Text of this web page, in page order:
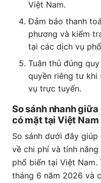
Việt Nam.
Đảm bảo thanh
phương và kiểm
tại các dịch vụ
Tuân thủ đúng
quyền riêng tư khi
vụ trực tuyến.
So sánh nhanh
có mặt tại Việt Nam
So sánh dưới đây
về chi phí và tính
phổ biến tại Việt
tháng 6 năm 2026 và